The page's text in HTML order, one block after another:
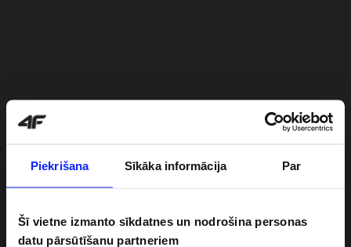
Piekrišana Sīkāka informācija Par
Šī vietne izmanto sīkdatnes un nodrošina personas
datu pārsūtīšanu partneriem